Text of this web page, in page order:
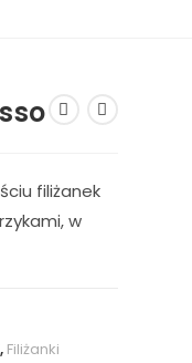
filiżanek
w
, Filiżanki